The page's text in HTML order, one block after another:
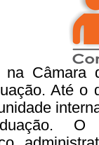
na
Até o